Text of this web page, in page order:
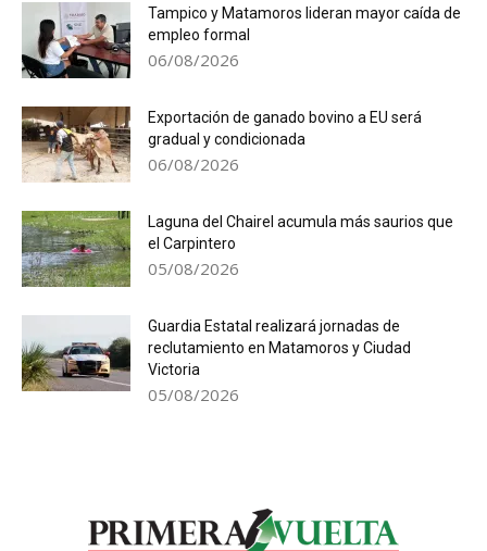
Tampico y Matamoros lideran mayor caída de
empleo formal
06/08/2026
Exportación de ganado bovino a EU será
gradual y condicionada
06/08/2026
Laguna del Chairel acumula más saurios que
el Carpintero
05/08/2026
Guardia Estatal realizará jornadas de
reclutamiento en Matamoros y Ciudad
Victoria
05/08/2026